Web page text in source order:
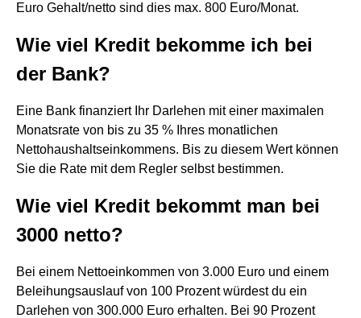
Euro Gehalt/netto sind dies max. 800 Euro/Monat.
Wie viel Kredit bekomme ich bei
der Bank?
Eine Bank finanziert Ihr Darlehen mit einer maximalen
Monatsrate von bis zu 35 % Ihres monatlichen
Nettohaushaltseinkommens. Bis zu diesem Wert können
Sie die Rate mit dem Regler selbst bestimmen.
Wie viel Kredit bekommt man bei
3000 netto?
Bei einem Nettoeinkommen von 3.000 Euro und einem
Beleihungsauslauf von 100 Prozent würdest du ein
Darlehen von 300.000 Euro erhalten. Bei 90 Prozent